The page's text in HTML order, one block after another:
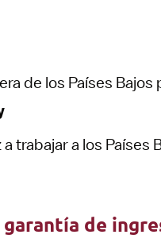
de los Países
trabajar a los
de